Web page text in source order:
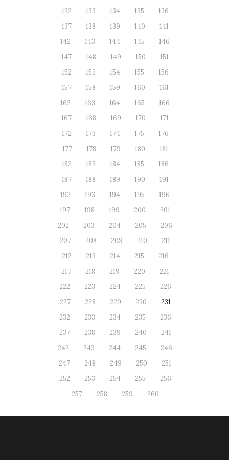
132
133 134 135
136
137
138 139 140
141
142
143 144 145
146
147
148 149 150
151
152
153 154 155
156
157
158 159 160
161
162
163 164 165
166
167
168 169 170
171
172
173 174 175
176
177
178 179 180
181
182
183 184 185
186
187
188 189 190
191
192
193 194 195
196
197
198 199 200
201
202
203 204 205
206
207
208 209 210
211
212
213 214 215
216
217
218 219 220
221
222
223 224 225
226
227
228 229 230
231
232
233 234 235
236
237
238 239 240
241
242
243 244 245
246
247
248 249 250
251
252
253 254 255
256
257
258 259 260